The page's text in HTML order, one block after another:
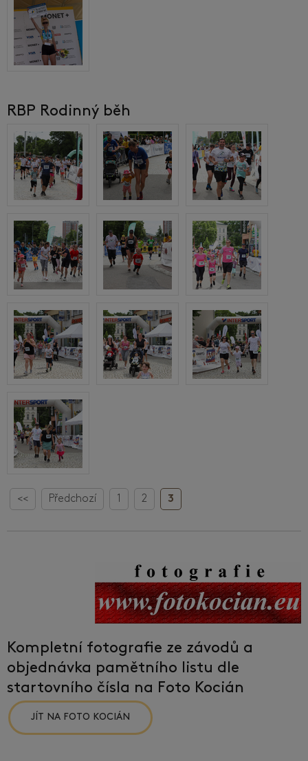
RBP Rodinný běh
<< Předchozí 1 2 3
Kompletní fotografie ze závodů a
objednávka pamětního listu dle
startovního čísla na Foto Kocián
JÍT NA FOTO KOCIÁN